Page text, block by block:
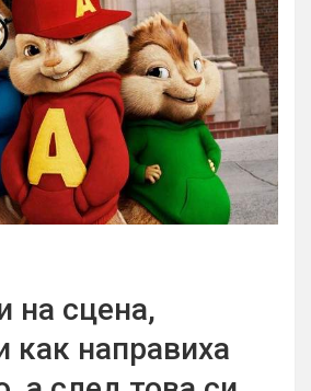
на сцена,
как направиха